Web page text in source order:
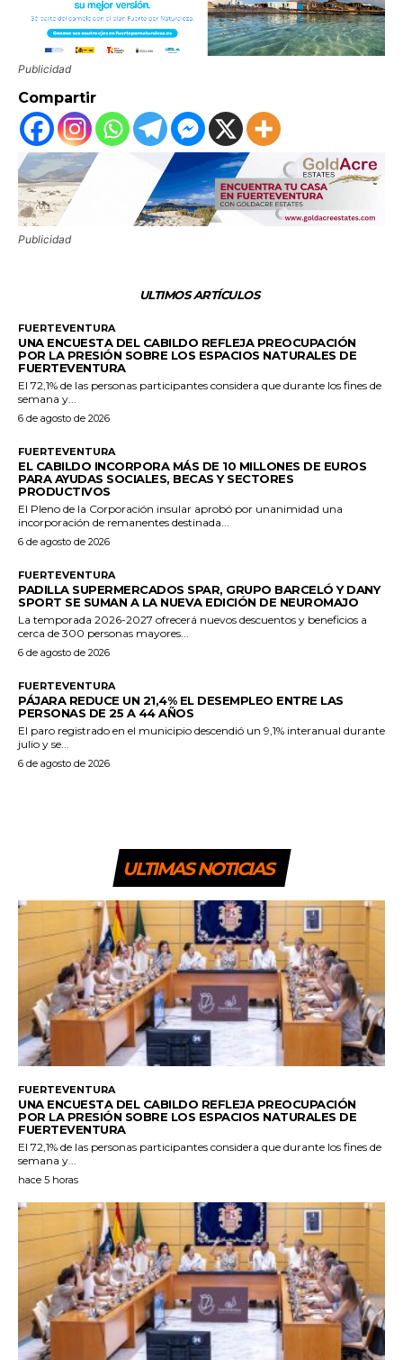
Publicidad
Compartir
Publicidad
ULTIMOS ARTÍCULOS
FUERTEVENTURA
UNA ENCUESTA DEL CABILDO REFLEJA PREOCUPACIÓN
POR LA PRESIÓN SOBRE LOS ESPACIOS NATURALES DE
FUERTEVENTURA
El 72,1% de las personas participantes considera que durante los fines de
semana y...
6 de agosto de 2026
FUERTEVENTURA
EL CABILDO INCORPORA MÁS DE 10 MILLONES DE EUROS
PARA AYUDAS SOCIALES, BECAS Y SECTORES
PRODUCTIVOS
El Pleno de la Corporación insular aprobó por unanimidad una
incorporación de remanentes destinada...
6 de agosto de 2026
FUERTEVENTURA
PADILLA SUPERMERCADOS SPAR, GRUPO BARCELÓ Y DANY
SPORT SE SUMAN A LA NUEVA EDICIÓN DE NEUROMAJO
La temporada 2026-2027 ofrecerá nuevos descuentos y beneficios a
cerca de 300 personas mayores...
6 de agosto de 2026
FUERTEVENTURA
PÁJARA REDUCE UN 21,4% EL DESEMPLEO ENTRE LAS
PERSONAS DE 25 A 44 AÑOS
El paro registrado en el municipio descendió un 9,1% interanual durante
julio y se...
6 de agosto de 2026
ULTIMAS NOTICIAS
FUERTEVENTURA
UNA ENCUESTA DEL CABILDO REFLEJA PREOCUPACIÓN
POR LA PRESIÓN SOBRE LOS ESPACIOS NATURALES DE
FUERTEVENTURA
El 72,1% de las personas participantes considera que durante los fines de
semana y...
hace 5 horas